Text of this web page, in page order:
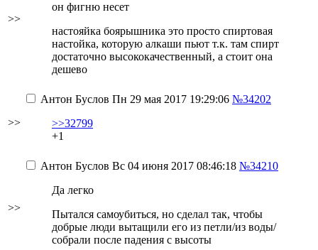
>>
он фигню несет
настояйка боярышника это просто спиртовая
настойка, которую алкаши пьют т.к. там спирт
достаточно высококачественный, а стоит она
дешево
>>
Антон Буслов Пн 29 мая 2017 19:29:06 №34202
>>32799
+1
>>
Антон Буслов Вс 04 июня 2017 08:46:18 №34210
Да легко
Пытался самоубиться, но сделал так, чтобы
добрые люди вытащили его из петли/из воды/
собрали после падения с высоты